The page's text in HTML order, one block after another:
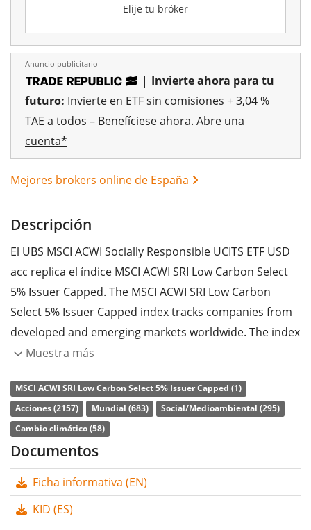
Elije tu bróker
Anuncio publicitario
| Invierte ahora para tu
futuro: Invierte en ETF sin comisiones + 3,04 %
TAE a todos – Benefíciese ahora. Abre una
cuenta*
Mejores brokers online de España
Descripción
El UBS MSCI ACWI Socially Responsible UCITS ETF USD
acc replica el índice MSCI ACWI SRI Low Carbon Select
5% Issuer Capped. The MSCI ACWI SRI Low Carbon
Select 5% Issuer Capped index tracks companies from
developed and emerging markets worldwide. The index
only considers companies with high Environmental,
sector peers, to ensure the inclusion of the best of
class companies from an ESG perspective. Companies
that generate significant portions of their revenues in
non-sustainable activities are excluded. The weight of
each company is capped to 5%.
La ratio de gastos totales
Muestra más
MSCI ACWI SRI Low Carbon Select 5% Issuer Capped (1)
Acciones (2157)
Mundial (683)
Social/Medioambiental (295)
Cambio climático (58)
Documentos
Ficha informativa (EN)
KID (ES)